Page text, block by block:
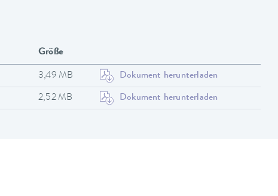
Größe
3,49 MB Dokument herunterladen
2,52 MB Dokument herunterladen